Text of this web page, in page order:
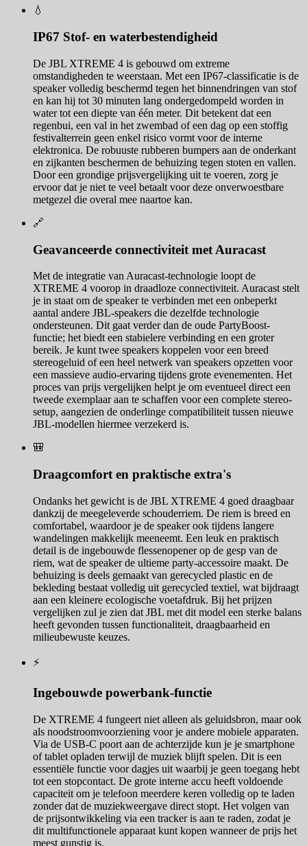
💧
IP67 Stof- en waterbestendigheid
De JBL XTREME 4 is gebouwd om extreme
omstandigheden te weerstaan. Met een IP67-classificatie is de
speaker volledig beschermd tegen het binnendringen van stof
en kan hij tot 30 minuten lang ondergedompeld worden in
water tot een diepte van één meter. Dit betekent dat een
regenbui, een val in het zwembad of een dag op een stoffig
festivalterrein geen enkel risico vormt voor de interne
elektronica. De robuuste rubberen bumpers aan de onderkant
en zijkanten beschermen de behuizing tegen stoten en vallen.
Door een grondige prijsvergelijking uit te voeren, zorg je
ervoor dat je niet te veel betaalt voor deze onverwoestbare
metgezel die overal mee naartoe kan.
🔗
Geavanceerde connectiviteit met Auracast
Met de integratie van Auracast-technologie loopt de
XTREME 4 voorop in draadloze connectiviteit. Auracast stelt
je in staat om de speaker te verbinden met een onbeperkt
aantal andere JBL-speakers die dezelfde technologie
ondersteunen. Dit gaat verder dan de oude PartyBoost-
functie; het biedt een stabielere verbinding en een groter
bereik. Je kunt twee speakers koppelen voor een breed
stereogeluid of een heel netwerk van speakers opzetten voor
een massieve audio-ervaring tijdens grote evenementen. Het
proces van prijs vergelijken helpt je om eventueel direct een
tweede exemplaar aan te schaffen voor een complete stereo-
setup, aangezien de onderlinge compatibiliteit tussen nieuwe
JBL-modellen hiermee verzekerd is.
🎒
Draagcomfort en praktische extra's
Ondanks het gewicht is de JBL XTREME 4 goed draagbaar
dankzij de meegeleverde schouderriem. De riem is breed en
comfortabel, waardoor je de speaker ook tijdens langere
wandelingen makkelijk meeneemt. Een leuk en praktisch
detail is de ingebouwde flessenopener op de gesp van de
riem, wat de speaker de ultieme party-accessoire maakt. De
behuizing is deels gemaakt van gerecycled plastic en de
bekleding bestaat volledig uit gerecycled textiel, wat bijdraagt
aan een kleinere ecologische voetafdruk. Bij het prijzen
vergelijken zul je zien dat JBL met dit model een sterke balans
heeft gevonden tussen functionaliteit, draagbaarheid en
milieubewuste keuzes.
⚡
Ingebouwde powerbank-functie
De XTREME 4 fungeert niet alleen als geluidsbron, maar ook
als noodstroomvoorziening voor je andere mobiele apparaten.
Via de USB-C poort aan de achterzijde kun je je smartphone
of tablet opladen terwijl de muziek blijft spelen. Dit is een
essentiële functie voor dagjes uit waarbij je geen toegang hebt
tot een stopcontact. De grote interne accu heeft voldoende
capaciteit om je telefoon meerdere keren volledig op te laden
zonder dat de muziekweergave direct stopt. Het volgen van
de prijsontwikkeling via een tracker is aan te raden, zodat je
dit multifunctionele apparaat kunt kopen wanneer de prijs het
meest gunstig is.